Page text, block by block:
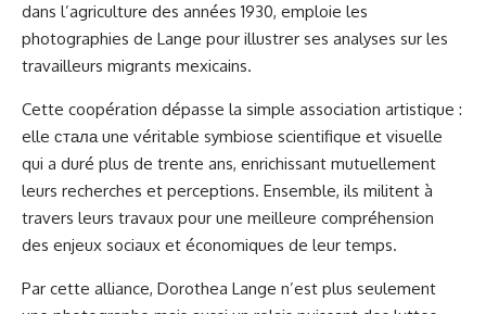
dans l’agriculture des années 1930, emploie les
photographies de Lange pour illustrer ses analyses sur les
travailleurs migrants mexicains.
Cette coopération dépasse la simple association artistique :
elle стала une véritable symbiose scientifique et visuelle
qui a duré plus de trente ans, enrichissant mutuellement
leurs recherches et perceptions. Ensemble, ils militent à
travers leurs travaux pour une meilleure compréhension
des enjeux sociaux et économiques de leur temps.
Par cette alliance, Dorothea Lange n’est plus seulement